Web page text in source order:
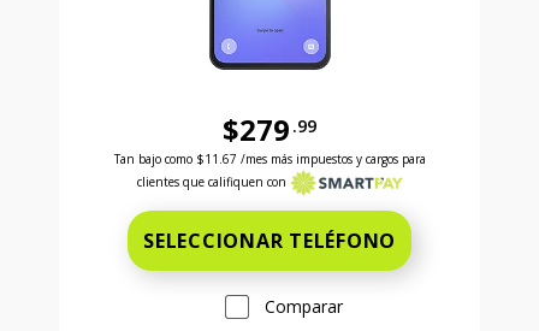
$279 .99
Antes el precio era 279 dollars and 99 cents
Tan bajo como $11.67 /mes más impuestos y cargos para
clientes que califiquen con
SELECCIONAR TELÉFONO
Comparar